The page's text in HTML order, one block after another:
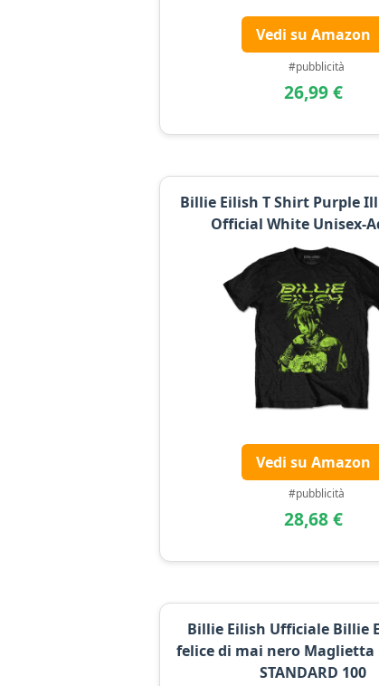
Vedi su Amazon
#pubblicità
26,99 €
Billie Eilish T Shirt Purple
Official White Unisex-
Vedi su Amazon
#pubblicità
28,68 €
Billie Eilish Ufficiale Billie
felice di mai nero Maglietta
STANDARD 100